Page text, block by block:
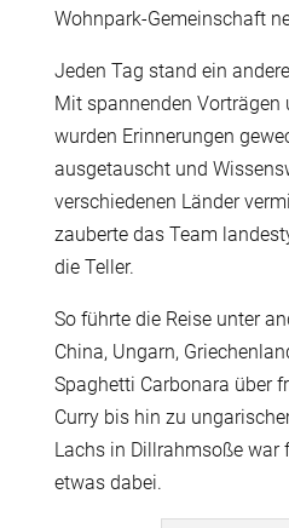
Wohnpark-Gemeinschaft
Jeden Tag stand ein
Mit spannenden Vorträgen
wurden Erinnerungen
ausgetauscht und
verschiedenen Länder
zauberte das Team
die Teller.
So führte die Reise unter
China, Ungarn,
Spaghetti Carbonara über
Curry bis hin zu
Lachs in Dillrahmsoße war
etwas dabei.